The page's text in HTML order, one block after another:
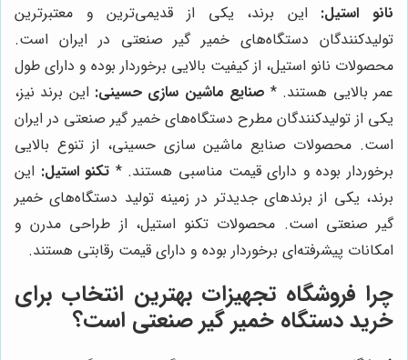
نانو استیل: این برند، یکی از قدیمی‌ترین و معتبرترین
تولیدکنندگان دستگاه‌های خمیر گیر صنعتی در ایران است.
محصولات نانو استیل، از کیفیت بالایی برخوردار بوده و دارای طول
عمر بالایی هستند. * صنایع ماشین سازی حسینی: این برند نیز،
یکی از تولیدکنندگان مطرح دستگاه‌های خمیر گیر صنعتی در ایران
است. محصولات صنایع ماشین سازی حسینی، از تنوع بالایی
برخوردار بوده و دارای قیمت مناسبی هستند. * تکنو استیل: این
برند، یکی از برندهای جدیدتر در زمینه تولید دستگاه‌های خمیر
گیر صنعتی است. محصولات تکنو استیل، از طراحی مدرن و
امکانات پیشرفته‌ای برخوردار بوده و دارای قیمت رقابتی هستند.
چرا فروشگاه تجهیزات بهترین انتخاب برای
خرید دستگاه خمیر گیر صنعتی است؟